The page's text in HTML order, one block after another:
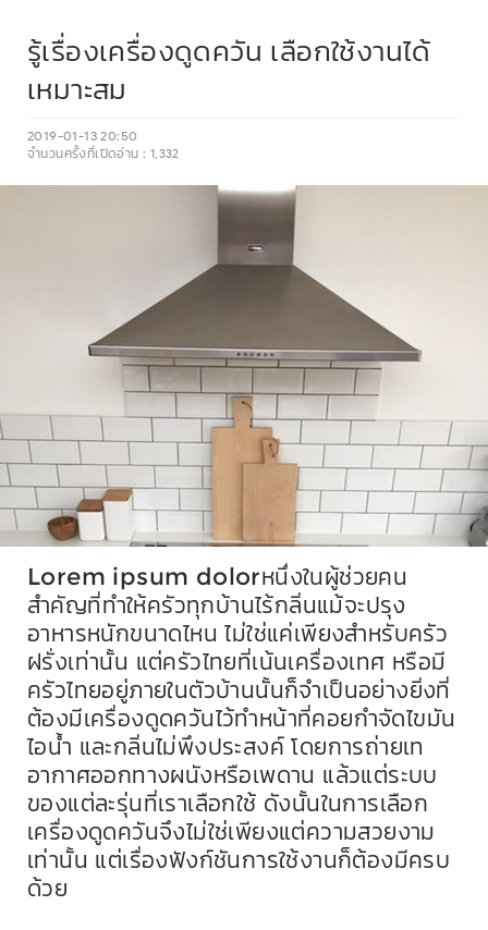
รู้เรื่องเครื่องดูดควัน เลือกใช้งานได้
เหมาะสม
2019-01-13 20:50
จำนวนครั้งที่เปิดอ่าน : 1,332
Lorem ipsum dolorหนึ่งในผู้ช่วยคน
สำคัญที่ทำให้ครัวทุกบ้านไร้กลิ่นแม้จะปรุง
อาหารหนักขนาดไหน ไม่ใช่แค่เพียงสำหรับครัว
ฝรั่งเท่านั้น แต่ครัวไทยที่เน้นเครื่องเทศ หรือมี
ครัวไทยอยู่ภายในตัวบ้านนั้นก็จำเป็นอย่างยิ่งที่
ต้องมีเครื่องดูดควันไว้ทำหน้าที่คอยกำจัดไขมัน
ไอน้ำ และกลิ่นไม่พึงประสงค์ โดยการถ่ายเท
อากาศออกทางผนังหรือเพดาน แล้วแต่ระบบ
ของแต่ละรุ่นที่เราเลือกใช้ ดังนั้นในการเลือก
เครื่องดูดควันจึงไม่ใช่เพียงแต่ความสวยงาม
เท่านั้น แต่เรื่องฟังก์ชันการใช้งานก็ต้องมีครบ
ด้วย